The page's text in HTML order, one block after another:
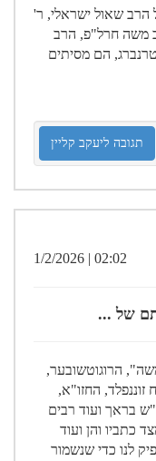
שאול ישראלי, ר'
משה חרל"פ, הרב
הם מסיתים
תגובה ליעקב קליין
02:02 | 1/2/2026
של ...
הרוגוטשובער,
זוננפלד, החזו"א,
בראך ועוד רבים
כתביו והן ועוד
לנו כדי שנשמור